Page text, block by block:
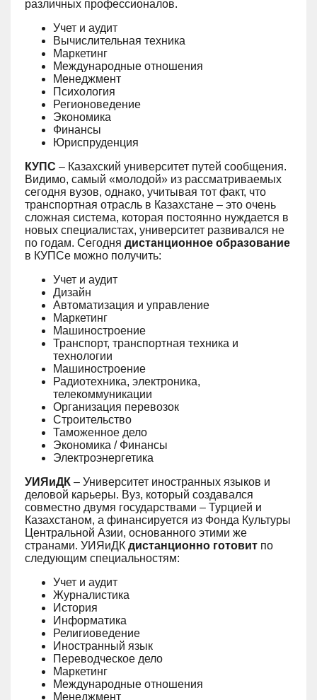
различных профессионалов.
Учет и аудит
Вычислительная техника
Маркетинг
Международные отношения
Менеджмент
Психология
Регионоведение
Экономика
Финансы
Юриспруденция
КУПС – Казахский университет путей сообщения.
Видимо, самый «молодой» из рассматриваемых
сегодня вузов, однако, учитывая тот факт, что
транспортная отрасль в Казахстане – это очень
сложная система, которая постоянно нуждается в
новых специалистах, университет развивался не
по годам. Сегодня дистанционное образование
в КУПСе можно получить:
Учет и аудит
Дизайн
Автоматизация и управление
Маркетинг
Машиностроение
Транспорт, транспортная техника и
технологии
Машиностроение
Радиотехника, электроника,
телекоммуникации
Организация перевозок
Строительство
Таможенное дело
Экономика / Финансы
Электроэнергетика
УИЯиДК – Университет иностранных языков и
деловой карьеры. Вуз, который создавался
совместно двумя государствами – Турцией и
Казахстаном, а финансируется из Фонда Культуры
Центральной Азии, основанного этими же
странами. УИЯиДК дистанционно готовит по
следующим специальностям:
Учет и аудит
Журналистика
История
Информатика
Религиоведение
Иностранный язык
Переводческое дело
Маркетинг
Международные отношения
Менеджмент